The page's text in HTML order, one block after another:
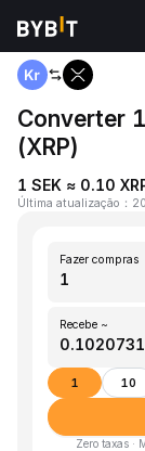
Página inicial
Converter
(XRP)
1 SEK ≈ 0.10
Última atualização ：
Fazer compras
Recebe ~
1 10
Zero taxas ·